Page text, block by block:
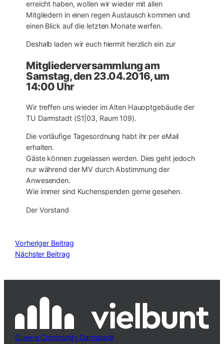
erreicht haben, wollen wir wieder mit allen
Mitgliedern in einen regen Austausch kommen und
einen Blick auf die letzten Monate werfen.
Deshalb laden wir euch hiermit herzlich ein zur
Mitgliederversammlung am
Samstag, den 23.04.2016, um
14:00 Uhr
Wir treffen uns wieder im Alten Hauoptgebäude der
TU Darmstadt (S1|03, Raum 109).
Die vorläufige Tagesordnung habt ihr per eMail
erhalten.
Gäste können zugelassen werden. Dies geht jedoch
nur während der MV durch Abstimmung der
Anwesenden.
Wie immer sind Kuchenspenden gerne gesehen.
Der Vorstand
Vorheriger Beitrag
Nächster Beitrag
Queere Community Darmstadt